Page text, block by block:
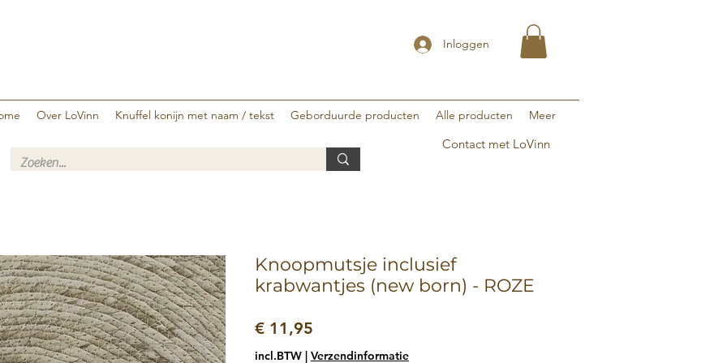
Inloggen
Over LoVinn Knuffel konijn met naam / tekst Geborduurde producten Alle producten Meer
Contact met LoVinn
Knoopmutsje inclusief
krabwantjes (new born) - ROZE
€ 11,95
incl.BTW | Verzendinformatie